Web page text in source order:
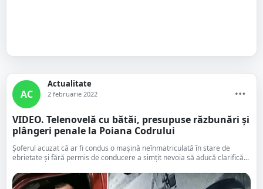
AC
Actualitate
2 februarie 2022
VIDEO. Telenovelă cu bătăi, presupuse răzbunări și
plângeri penale la Poiana Codrului
Șoferul acuzat că ar fi condus o mașină neînmatriculată în stare de
ebrietate și fără permis de conducere a simțit nevoia să aducă clarifică...